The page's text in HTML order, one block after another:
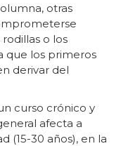
otras
o los
que los primeros
derivar del
curso crónico y
afecta a
(15-30 años), en la